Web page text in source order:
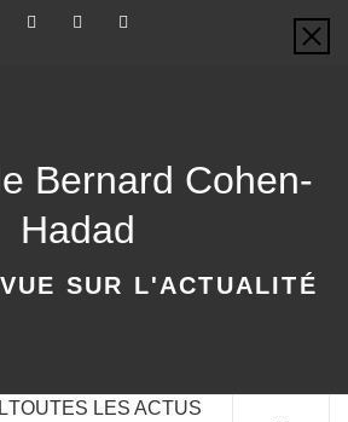
Bernard Cohen-
Hadad
SUR L'ACTUALITÉ
TOUTES LES ACTUS